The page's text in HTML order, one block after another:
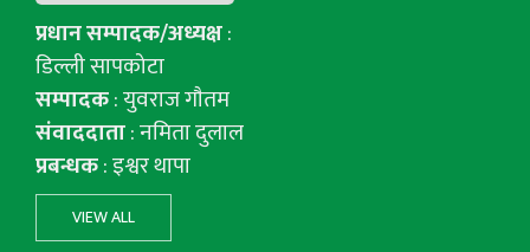
प्रधान सम्पादक/अध्यक्ष:
डिल्ली सापकोटा
सम्पादक: युवराज गाैतम
संवाददाता: नमिता दुलाल
प्रबन्धक: इश्वर थापा
VIEW ALL